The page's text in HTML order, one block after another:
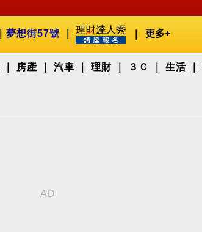
夢想街57號 更多+
房產 汽車 理財 ３Ｃ 生活